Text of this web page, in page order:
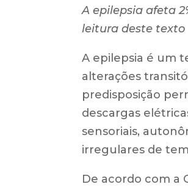
A epilepsia afeta
leitura deste texto
A epilepsia é um
alterações
predisposição
descargas
sensoriais,
irregulares de
De acordo com a